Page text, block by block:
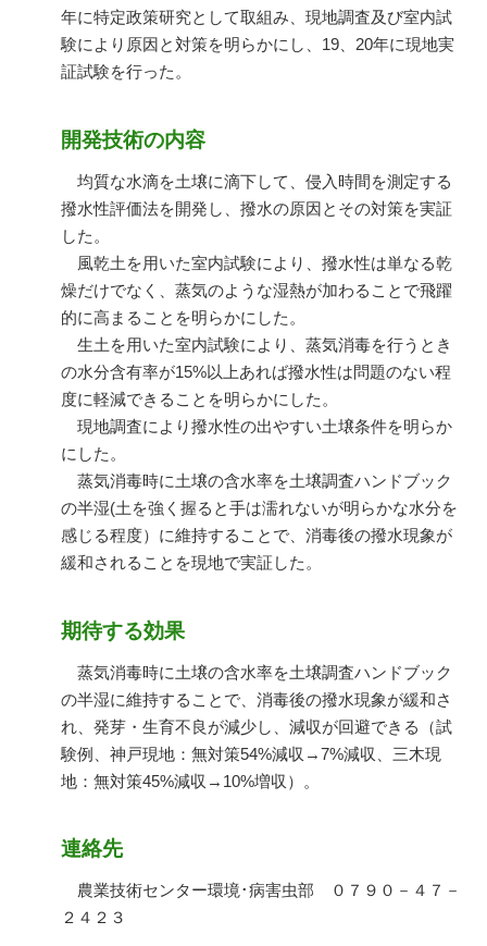
年に特定政策研究として取組み、現地調査及び室内試
験により原因と対策を明らかにし、19、20年に現地実
証試験を行った。
開発技術の内容
均質な水滴を土壌に滴下して、侵入時間を測定する
撥水性評価法を開発し、撥水の原因とその対策を実証
した。
風乾土を用いた室内試験により、撥水性は単なる乾
燥だけでなく、蒸気のような湿熱が加わることで飛躍
的に高まることを明らかにした。
生土を用いた室内試験により、蒸気消毒を行うとき
の水分含有率が15%以上あれば撥水性は問題のない程
度に軽減できることを明らかにした。
現地調査により撥水性の出やすい土壌条件を明らか
にした。
蒸気消毒時に土壌の含水率を土壌調査ハンドブック
の半湿(土を強く握ると手は濡れないが明らかな水分を
感じる程度）に維持することで、消毒後の撥水現象が
緩和されることを現地で実証した。
期待する効果
蒸気消毒時に土壌の含水率を土壌調査ハンドブック
の半湿に維持することで、消毒後の撥水現象が緩和さ
れ、発芽・生育不良が減少し、減収が回避できる（試
験例、神戸現地：無対策54%減収→7%減収、三木現
地：無対策45%減収→10%増収）。
連絡先
農業技術センター環境･病害虫部 ０７９０－４７－
２４２３